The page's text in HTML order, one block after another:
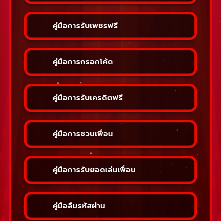
คู่มือการรับเพชรฟรี
คู่มือการกรอกโค้ด
คู่มือการรับเครดิตฟรี
คู่มือการชวนเพื่อน
คู่มือการรับยอดเล่นเพื่อน
คู่มือลืมรหัสผ่าน